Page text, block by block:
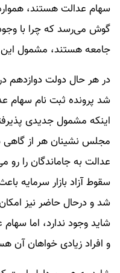
سهام عدالت هستند،
گوش می‌رسد که چرا با
جامعه هستند، مشمول
در هر حال دولت دوازدهم
شد پرونده ثبت نام سهام
اینکه مشمول جدیدی
مجلس نشینان هر از گاهی
عدالت به جاماندگان را رو
سقوط آزاد بازار سرمایه
شد و درحال حاضر نیز
شاید وجود ندارد، اما
و افراد زیادی خواهان آن